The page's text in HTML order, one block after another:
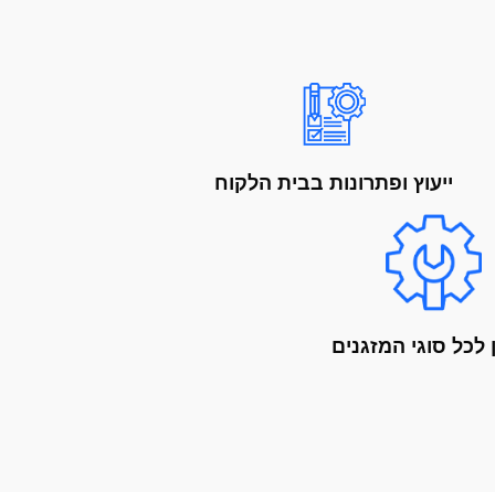
ייעוץ ופתרונות בבית הלקוח
לכל סוגי המזגנים